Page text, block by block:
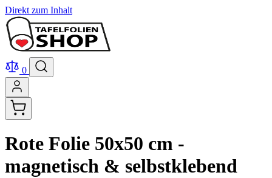
Direkt zum Inhalt
0
Rote Folie 50x50 cm -
magnetisch & selbstklebend